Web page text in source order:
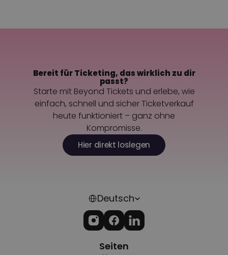
Kontaktiere uns
Deutsch
Seiten
Bereit für Ticketing, das wirklich zu dir
passt?
Starte mit Beyond Tickets und erlebe, wie
einfach, schnell und sicher Ticketverkauf
heute funktioniert – ganz ohne
Kompromisse.
Hier direkt loslegen